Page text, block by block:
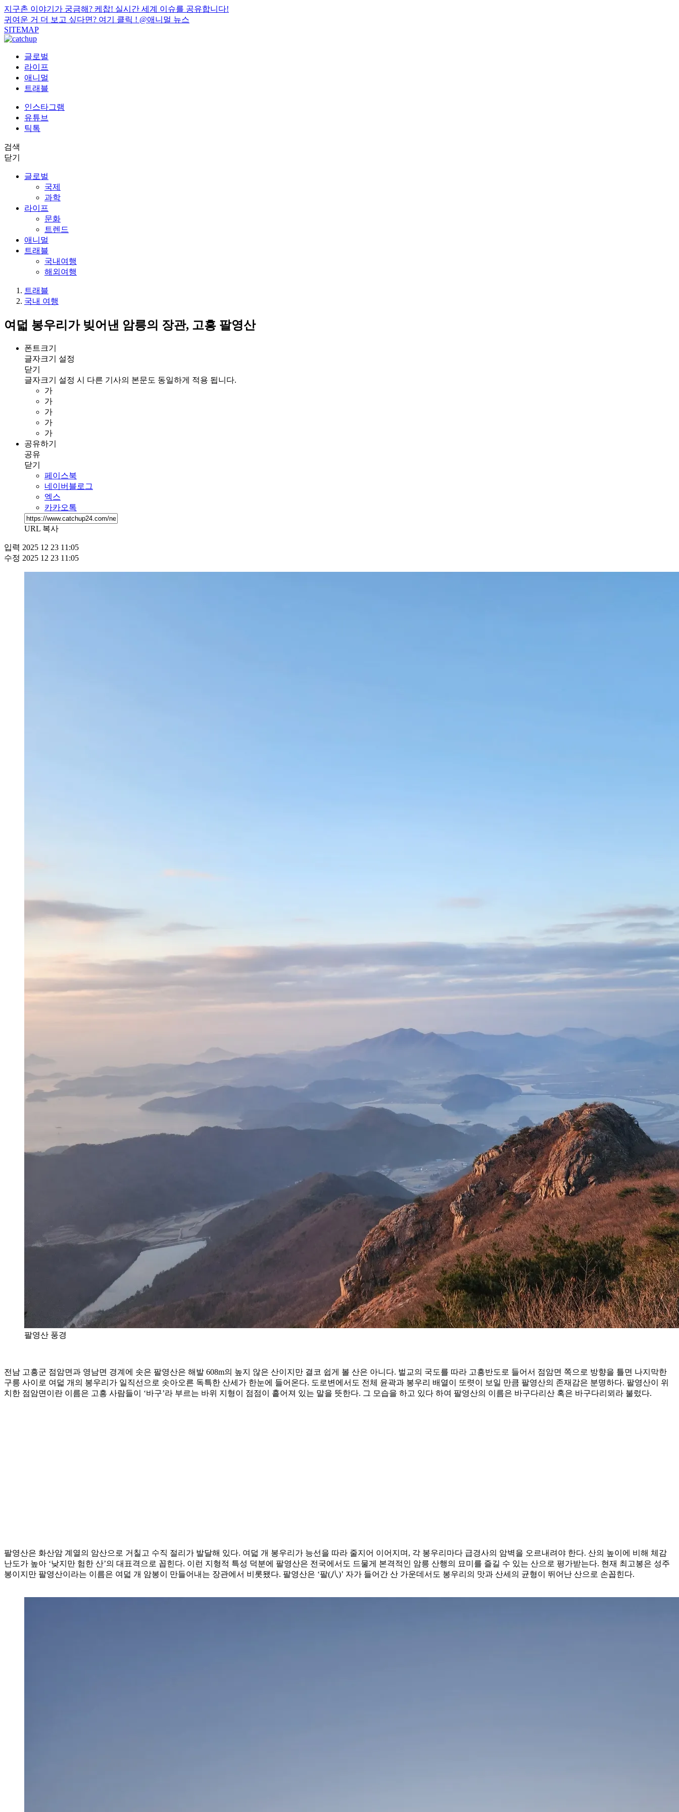
지구촌 이야기가 궁금해? 케찹! 실시간 세계 이슈를 공유합니다!
귀여운 거 더 보고 싶다면? 여기 클릭 ! @애니멀 뉴스
SITEMAP
글로벌
라이프
애니멀
트래블
인스타그램
유튜브
틱톡
검색
닫기
글로벌
국제
과학
라이프
문화
트렌드
애니멀
트래블
국내여행
해외여행
트래블
국내 여행
여덟 봉우리가 빚어낸 암릉의 장관, 고흥 팔영산
폰트크기
글자크기 설정
닫기
글자크기 설정 시 다른 기사의 본문도 동일하게 적용 됩니다.
가
가
가
가
가
공유하기
공유
닫기
페이스북
네이버블로그
엑스
카카오톡
URL 복사
입력 2025 12 23 11:05
수정 2025 12 23 11:05
팔영산 풍경
전남 고흥군 점암면과 영남면 경계에 솟은 팔영산은 해발 608m의 높지 않은 산이지만 결코 쉽게 볼 산은 아니다. 벌교의 국도를 따라 고흥반도로 들어서 점암면 쪽으로 방향을 틀면 나지막한
구릉 사이로 여덟 개의 봉우리가 일직선으로 솟아오른 독특한 산세가 한눈에 들어온다. 도로변에서도 전체 윤곽과 봉우리 배열이 또렷이 보일 만큼 팔영산의 존재감은 분명하다. 팔영산이 위
치한 점암면이란 이름은 고흥 사람들이 ‘바구’라 부르는 바위 지형이 점점이 흩어져 있는 말을 뜻한다. 그 모습을 하고 있다 하여 팔영산의 이름은 바구다리산 혹은 바구다리뫼라 불렀다.
팔영산은 화산암 계열의 암산으로 거칠고 수직 절리가 발달해 있다. 여덟 개 봉우리가 능선을 따라 줄지어 이어지며, 각 봉우리마다 급경사의 암벽을 오르내려야 한다. 산의 높이에 비해 체감
난도가 높아 ‘낮지만 험한 산’의 대표격으로 꼽힌다. 이런 지형적 특성 덕분에 팔영산은 전국에서도 드물게 본격적인 암릉 산행의 묘미를 즐길 수 있는 산으로 평가받는다. 현재 최고봉은 성주
봉이지만 팔영산이라는 이름은 여덟 개 암봉이 만들어내는 장관에서 비롯됐다. 팔영산은 ‘팔(八)’ 자가 들어간 산 가운데서도 봉우리의 맛과 산세의 균형이 뛰어난 산으로 손꼽힌다.